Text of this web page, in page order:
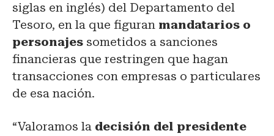
siglas en inglés) del Departamento del
Tesoro, en la que figuran mandatarios o
personajes sometidos a sanciones
financieras que restringen que hagan
transacciones con empresas o particulares
de esa nación.
“Valoramos la decisión del presidente